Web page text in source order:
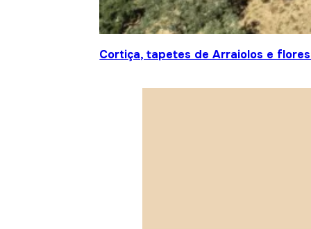
Cortiça, tapetes de Arraiolos e